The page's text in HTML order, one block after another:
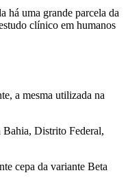
há uma grande parcela da
clínico em humanos
a mesma utilizada na
Bahia, Distrito Federal,
cepa da variante Beta